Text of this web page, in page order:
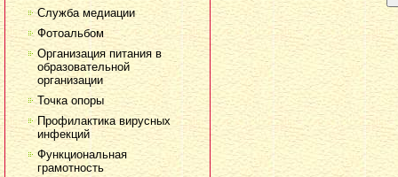
Служба медиации
Фотоальбом
Организация питания в
образовательной
организации
Точка опоры
Профилактика вирусных
инфекций
Функциональная
грамотность